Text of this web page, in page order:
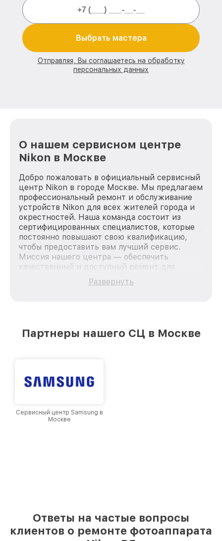
Выбрать мастера
Отправляя, Вы соглашаетесь на обработку
персональных данных
О нашем сервисном центре
Nikon в Москве
Добро пожаловать в официальный сервисный
центр Nikon в городе Москве. Мы предлагаем
профессиональный ремонт и обслуживание
устройств Nikon для всех жителей города и
окрестностей. Наша команда состоит из
сертифицированных специалистов, которые
постоянно повышают свою квалификацию,
чтобы предоставить вам лучший сервис.
Миссия нашего центра — обеспечить
качественный и доступный ремонт для
каждого пользователя продукции Nikon, вне
зависимости от сложности поломки. Мы
Москве, постоянно повышая уровень доверия
Развернуть
Партнеры нашего СЦ в Москве
Сервисный центр Samsung в
Москве
Ответы на частые вопросы
клиентов о ремонте фотоаппарата